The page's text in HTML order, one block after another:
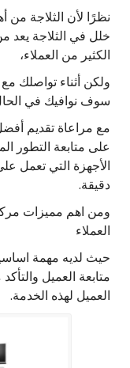
نظرًا لأن الثلاجة من
خلل في الثلاجة يعد
الكثير من العملاء،
ولكن أثناء تواصلك
سوف نوافيك في
مع مراعاة تقديم
على متابعة التطور
الأجهزة التي تعمل
دقيقة.
ومن اهم مميزات
العملاء
حيث لديه مهمة
متابعة العميل
العميل لهذه الخدمة.